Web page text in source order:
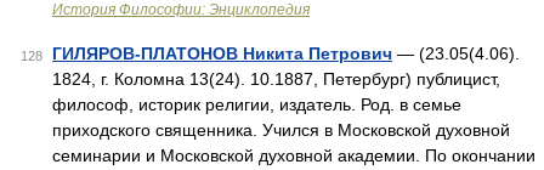
История Философии: Энциклопедия
128 ГИЛЯРОВ-ПЛАТОНОВ Никита Петрович — (23.05(4.06).
1824, г. Коломна 13(24). 10.1887, Петербург) публицист,
философ, историк религии, издатель. Род. в семье
приходского священника. Учился в Московской духовной
семинарии и Московской духовной академии. По окончании